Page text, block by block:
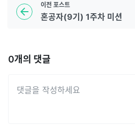
이전 포스트
혼공자(9기) 1주차 미션
0개의 댓글